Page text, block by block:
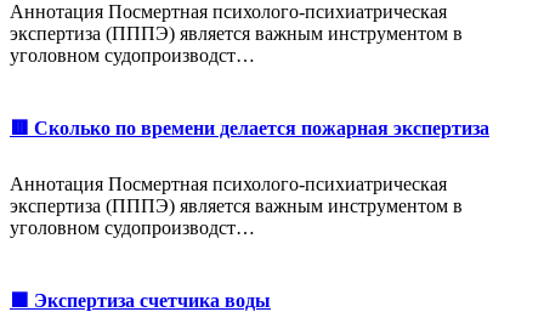
Аннотация Посмертная психолого-психиатрическая
экспертиза (ПППЭ) является важным инструментом в
уголовном судопроизводст…
🟥 Сколько по времени делается пожарная экспертиза
Аннотация Посмертная психолого-психиатрическая
экспертиза (ПППЭ) является важным инструментом в
уголовном судопроизводст…
🟩 Экспертиза счетчика воды